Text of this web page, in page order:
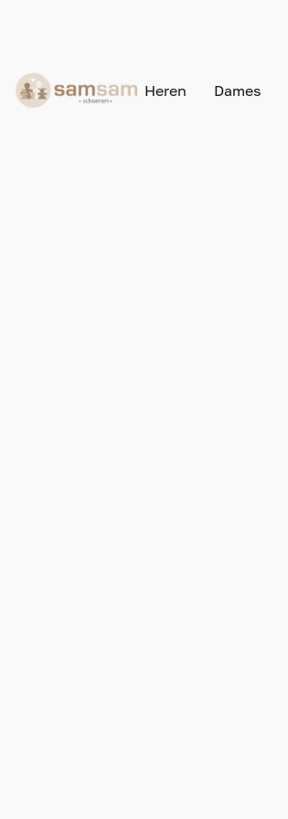
Heren Dames